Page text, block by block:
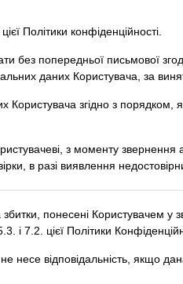
Політики конфіденційності.
без попередньої письмової
даних Користувача, за
згідно з порядком,
з моменту
в разі виявлення
збитки, понесені Користувачем
і 7.2. цієї Політики
несе відповідальність, якщо